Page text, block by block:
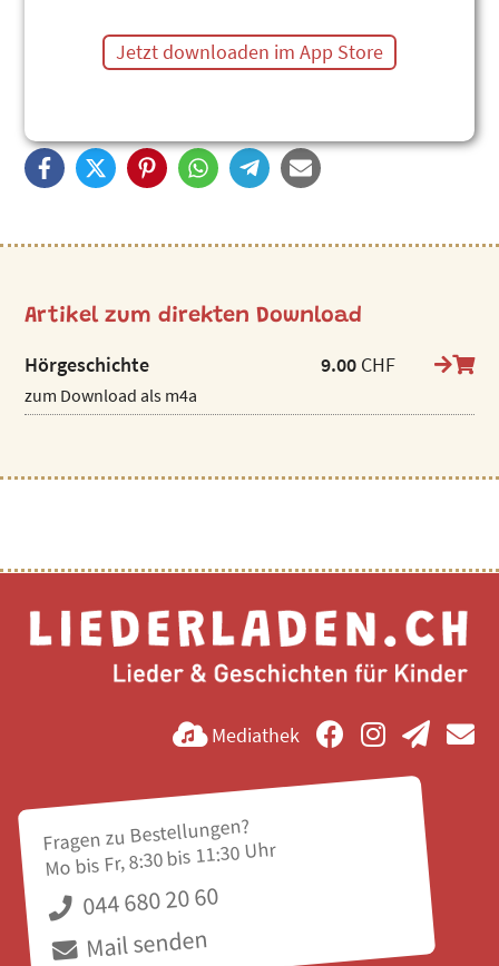
Schimpfwörter und einen toll aufgelösten Streit.
Artikel zum direkten Download
Hörgeschichte 9.00 CHF
zum Download als m4a
Mediathek
Fragen zu Bestellungen?
Mo bis Fr, 8:30 bis 11:30 Uhr
044 680 20 60
Mail senden
Jetzt downloaden im App Store